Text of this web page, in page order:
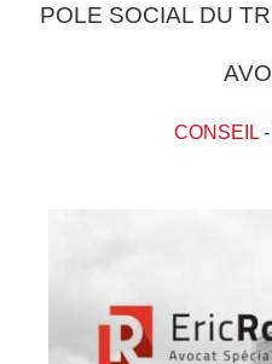
POLE SOCIAL DU
CONSEIL-